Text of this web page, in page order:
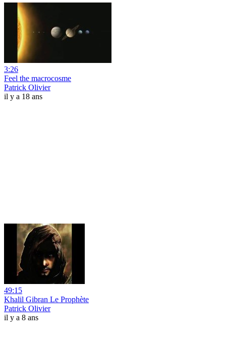
3:26
Feel the macrocosme
Patrick Olivier
il y a 18 ans
49:15
Khalil Gibran Le Prophète
Patrick Olivier
il y a 8 ans